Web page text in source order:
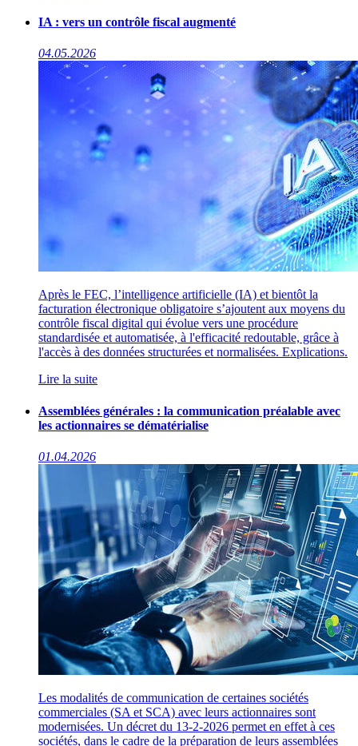
IA : vers un contrôle fiscal augmenté
04.05.2026
Après le FEC, l’intelligence artificielle (IA) et bientôt la
facturation électronique obligatoire s’ajoutent aux moyens du
contrôle fiscal digital qui évolue vers une procédure
standardisée et automatisée, à l'efficacité redoutable, grâce à
l'accès à des données structurées et normalisées. Explications.
Lire la suite
Assemblées générales : la communication préalable avec
les actionnaires se dématérialise
01.04.2026
Les modalités de communication de certaines sociétés
commerciales (SA et SCA) avec leurs actionnaires sont
modernisées. Un décret du 13-2-2026 permet en effet à ces
sociétés, dans le cadre de la préparation de leurs assemblées